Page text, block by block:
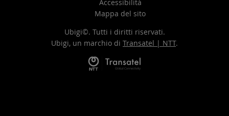
Accessibilità
Mappa del sito
Ubigi©. Tutti i diritti riservati.
Ubigi, un marchio di Transatel | NTT.